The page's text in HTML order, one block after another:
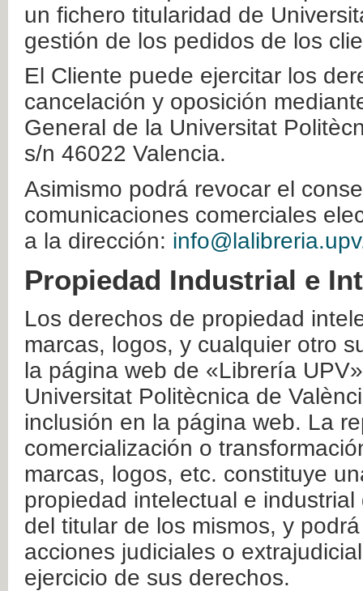
un fichero titularidad de
gestión de los pedidos de los
El Cliente puede ejercitar los
cancelación y oposición
General de la Universitat
s/n 46022 Valencia.
Asimismo podrá revocar el
comunicaciones comerciales
a la dirección:
Propiedad Industrial e
Los derechos de propiedad
marcas, logos, y cualquier otro
la página web de «Librería
Universitat Politècnica de
inclusión en la página web. La
comercialización o
marcas, logos, etc. constituye
propiedad intelectual e
del titular de los mismos, y
acciones judiciales o
ejercicio de sus derechos.